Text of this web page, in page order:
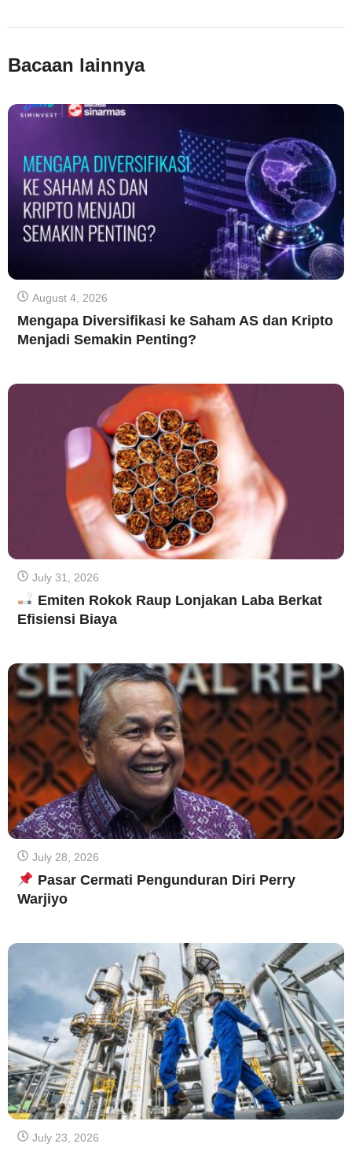
Bacaan lainnya
August 4, 2026
Mengapa Diversifikasi ke Saham AS dan Kripto
Menjadi Semakin Penting?
July 31, 2026
Emiten Rokok Raup Lonjakan Laba Berkat
Efisiensi Biaya
July 28, 2026
Pasar Cermati Pengunduran Diri Perry
Warjiyo
July 23, 2026